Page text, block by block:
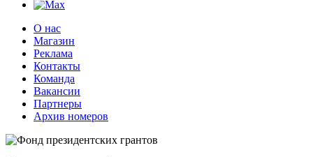
О нас
Магазин
Реклама
Контакты
Команда
Вакансии
Партнеры
Архив номеров